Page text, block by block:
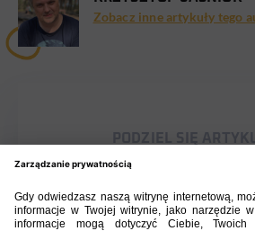
Zobacz inne artykuły tego
PODZIEL SIĘ